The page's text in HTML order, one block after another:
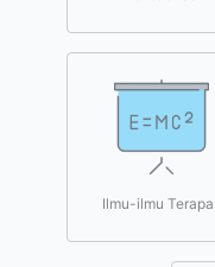
Ilmu-ilmu